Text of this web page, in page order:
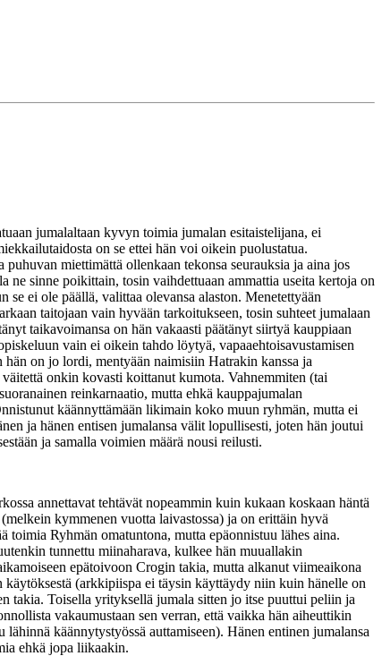
jumalaltaan kyvyn toimia jumalan esitaistelijana, ei
on se ettei hän voi oikein puolustatua.
miettimättä ollenkaan tekonsa seurauksia ja aina jos
sinne poikittain, tosin vaihdettuaan ammattia useita kertoja on
ei ole päällä, valittaa olevansa alaston. Menetettyään
taitojaan vain hyvään tarkoitukseen, tosin suhteet jumalaan
taikavoimansa on hän vakaasti päätänyt siirtyä kauppiaan
vain ei oikein tahdo löytyä, vapaaehtoisavustamisen
on jo lordi, mentyään naimisiin Hatrakin kanssa ja
onkin kovasti koittanut kumota. Vahnemmiten (tai
reinkarnaatio, mutta ehkä kauppajumalan
käännyttämään likimain koko muun ryhmän, mutta ei
ja hänen entisen jumalansa välit lopullisesti, joten hän joutui
ja samalla voimien määrä nousi reilusti.
annettavat tehtävät nopeammin kuin kukaan koskaan häntä
kymmenen vuotta laivastossa) ja on erittäin hyvä
toimia Ryhmän omatuntona, mutta epäonnistuu lähes aina.
tunnettu miinaharava, kulkee hän muuallakin
epätoivoon Crogin takia, mutta alkanut viimeaikona
(arkkipiispa ei täysin käyttäydy niin kuin hänelle on
takia. Toisella yrityksellä jumala sitten jo itse puuttui peliin ja
vakaumustaan sen verran, että vaikka hän aiheuttikin
käännytystyössä auttamiseen). Hänen entinen jumalansa
ehkä jopa liikaakin.